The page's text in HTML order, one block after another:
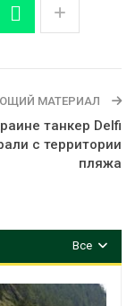
МАТЕРИАЛ
танкер Delfi
с территории
пляжа
Все